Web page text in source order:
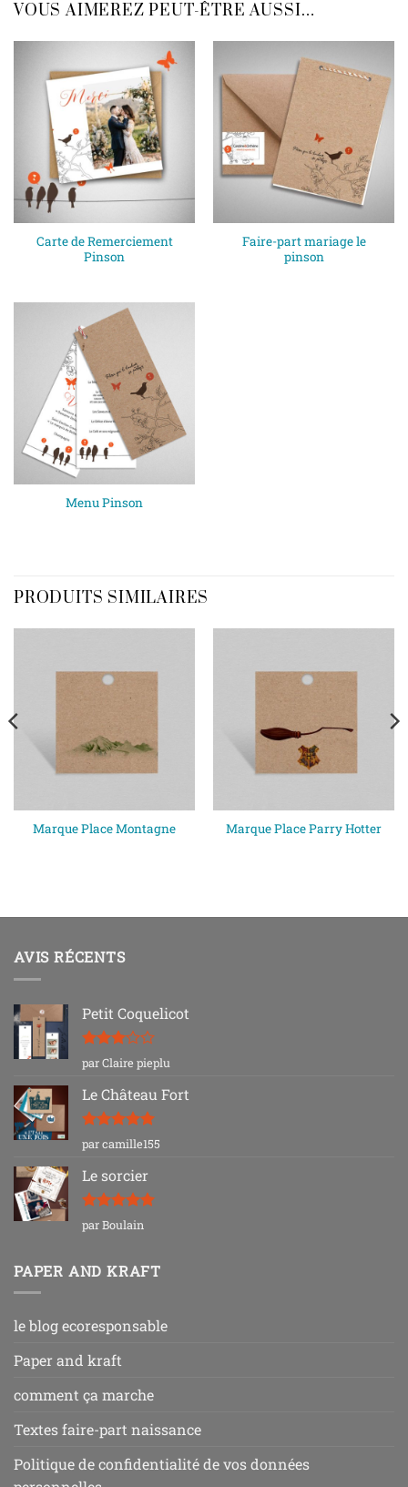
VOUS AIMEREZ PEUT-ÊTRE AUSSI…
Carte de Remerciement
Pinson
Faire-part mariage le
pinson
Menu Pinson
PRODUITS SIMILAIRES
Marque Place Montagne Marque Place Parry Hotter
AVIS RÉCENTS
Petit Coquelicot
Note3
sur 5
par Claire pieplu
Le Château Fort
Note5sur
5
par camille155
Le sorcier
Note5sur
5
par Boulain
PAPER AND KRAFT
le blog ecoresponsable
Paper and kraft
comment ça marche
Textes faire-part naissance
Politique de confidentialité de vos données